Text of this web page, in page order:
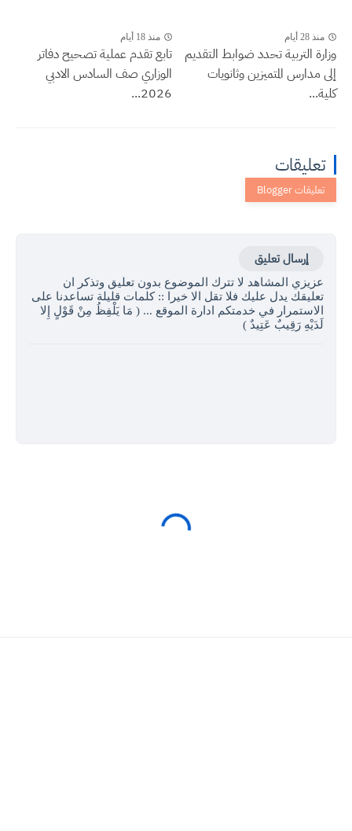
منذ 28 أيام
وزارة التربية تحدد ضوابط التقديم
إلى مدارس المتميزين وثانويات
كلية...
منذ 18 أيام
تابع تقدم عملية تصحيح دفاتر
الوزاري صف السادس الادبي
2026...
تعليقات
إرسال تعليق
عزيزي المشاهد لا تترك الموضوع بدون تعليق وتذكر ان
تعليقك يدل عليك فلا تقل الا خيرا :: كلمات قليلة تساعدنا على
الاستمرار في خدمتكم ادارة الموقع ... ( مَا يَلْفِظُ مِنْ قَوْلٍ إِلا
لَدَيْهِ رَقِيبٌ عَتِيدٌ )